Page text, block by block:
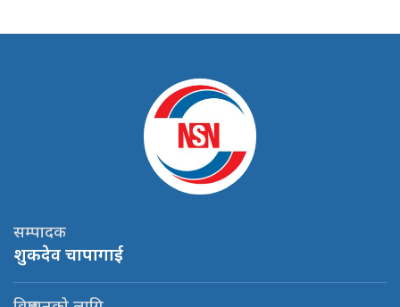
सम्पादक
शुकदेव चापागाई